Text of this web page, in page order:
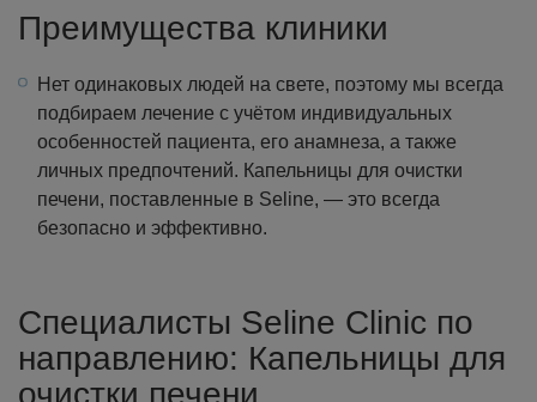
Преимущества клиники
Нет одинаковых людей на свете, поэтому мы всегда
подбираем лечение с учётом индивидуальных
особенностей пациента, его анамнеза, а также
личных предпочтений. Капельницы для очистки
печени, поставленные в Seline, — это всегда
безопасно и эффективно.
Специалисты Seline Clinic по
направлению: Капельницы для
очистки печени